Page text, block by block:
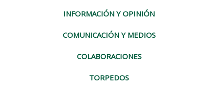
INFORMACIÓN Y OPINIÓN
COMUNICACIÓN Y MEDIOS
COLABORACIONES
TORPEDOS